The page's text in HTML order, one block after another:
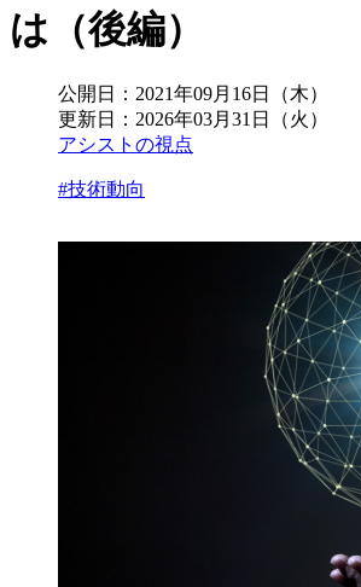
は（後編）
公開日： 2021年09月16日（木）
更新日： 2026年03月31日（火）
アシストの視点
#技術動向